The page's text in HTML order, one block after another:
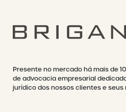
Presente no mercado há mais de
de advocacia empresarial
jurídico dos nossos clientes e seus